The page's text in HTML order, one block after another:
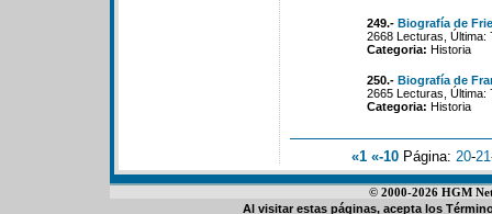
249.- Biografía de
2668 Lecturas, Última:
Categoria: Historia
250.- Biografía de
2665 Lecturas, Última:
Categoria: Historia
«1 «-10 Página: 20-21
© 2000-2026 HGM
Al visitar estas páginas, acepta los